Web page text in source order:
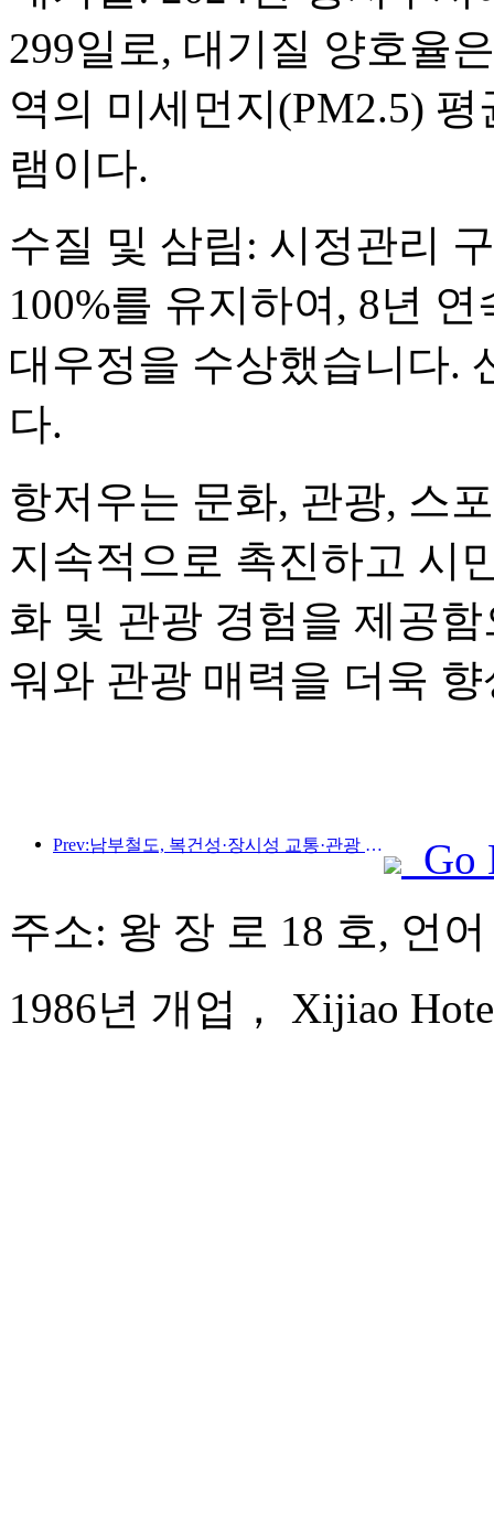
299일로, 대기질 양호율
역의 미세먼지(PM2.5)
램이다.
수질 및 삼림: 시정관리
100%를 유지하여, 8년
대우정을 수상했습니다.
다.
항저우는 문화, 관광, 스
지속적으로 촉진하고 시
화 및 관광 경험을 제공
워와 관광 매력을 더욱
Prev:남부철도, 복건성·장시성 교통·관광 통합개발 촉진 위해 신규 승차권 11종 출시
Go
주소: 왕 장 로 18 호, 언
1986년 개업， Xijiao